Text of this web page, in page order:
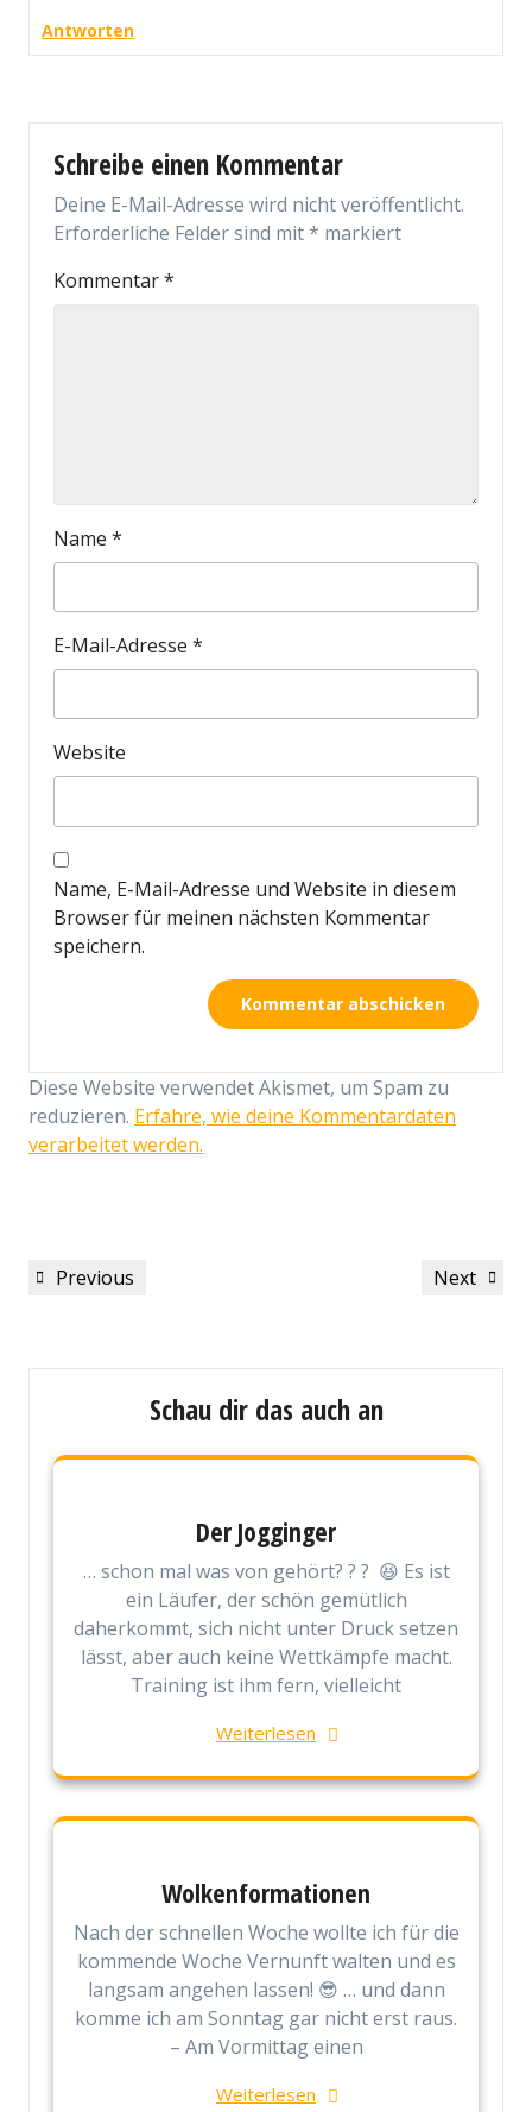
Antworten
Schreibe einen Kommentar
Deine E-Mail-Adresse wird nicht veröffentlicht.
Erforderliche Felder sind mit* markiert
Kommentar*
Name *
E-Mail-Adresse *
Website
Name, E-Mail-Adresse und Website in diesem
Browser für meinen nächsten Kommentar
speichern.
Diese Website verwendet Akismet, um Spam zu
reduzieren. Erfahre, wie deine Kommentardaten
verarbeitet werden.
Beitragsnavigation
Previous
Previous
Next
Next
Schau dir das auch an
Der Jogginger
… schon mal was von gehört? ? ? 😆 Es ist
ein Läufer, der schön gemütlich
daherkommt, sich nicht unter Druck setzen
lässt, aber auch keine Wettkämpfe macht.
Training ist ihm fern, vielleicht
Weiterlesen
Wolkenformationen
Nach der schnellen Woche wollte ich für die
kommende Woche Vernunft walten und es
langsam angehen lassen! 😎 … und dann
komme ich am Sonntag gar nicht erst raus.
– Am Vormittag einen
Weiterlesen